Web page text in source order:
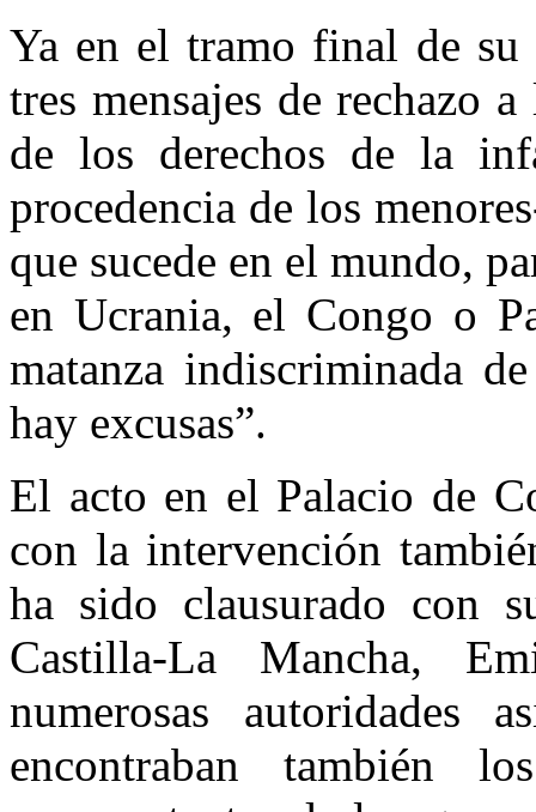
Ya en el tramo final de
tres mensajes de rechazo
de los derechos de la
procedencia de los
que sucede en el mundo,
en Ucrania, el Congo o
matanza indiscriminada
hay excusas”.
El acto en el Palacio de
con la intervención
ha sido clausurado con
Castilla-La Mancha,
numerosas autoridades
encontraban también